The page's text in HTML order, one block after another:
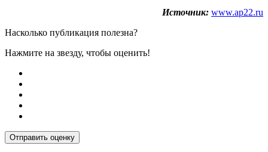
Источник: www.ap22.ru
Насколько публикация полезна?
Нажмите на звезду, чтобы оценить!
Отправить оценку